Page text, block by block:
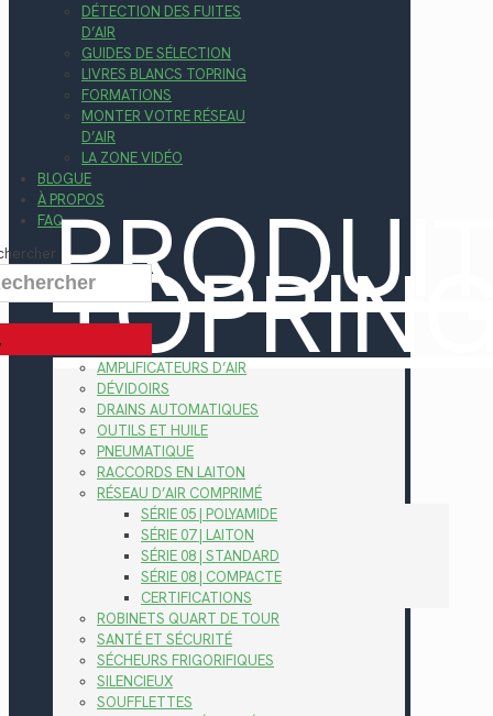
DÉTECTION DES FUITES
D’AIR
GUIDES DE SÉLECTION
LIVRES BLANCS TOPRING
FORMATIONS
MONTER VOTRE RÉSEAU
D’AIR
LA ZONE VIDÉO
BLOGUE
À PROPOS
FAQ
AMPLIFICATEURS D’AIR
DÉVIDOIRS
DRAINS AUTOMATIQUES
OUTILS ET HUILE
PNEUMATIQUE
RACCORDS EN LAITON
RÉSEAU D’AIR COMPRIMÉ
SÉRIE 05 | POLYAMIDE
SÉRIE 07 | LAITON
SÉRIE 08 | STANDARD
SÉRIE 08 | COMPACTE
CERTIFICATIONS
ROBINETS QUART DE TOUR
SANTÉ ET SÉCURITÉ
SÉCHEURS FRIGORIFIQUES
SILENCIEUX
SOUFFLETTES